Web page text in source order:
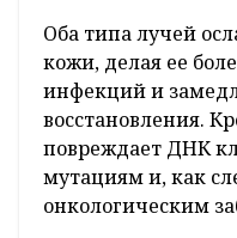
Оба типа лучей
кожи, делая ее
инфекций и
восстановления.
повреждает ДНК
мутациям и, как
онкологическим